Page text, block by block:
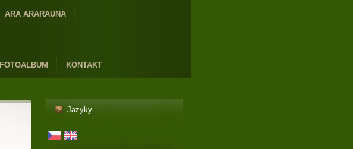
ARA ARARAUNA
FOTOALBUM KONTAKT
Jazyky